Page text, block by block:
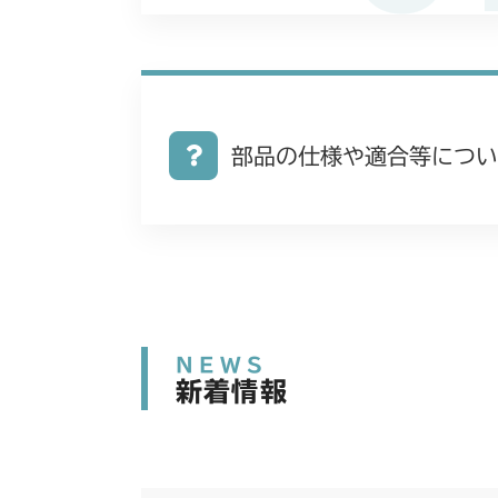
部品の仕様や適合等につ
NEWS
新着情報